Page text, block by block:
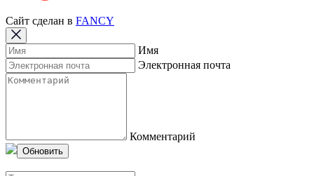
Сайт сделан в FANCY
Имя
Электронная почта
Комментарий
Обновить